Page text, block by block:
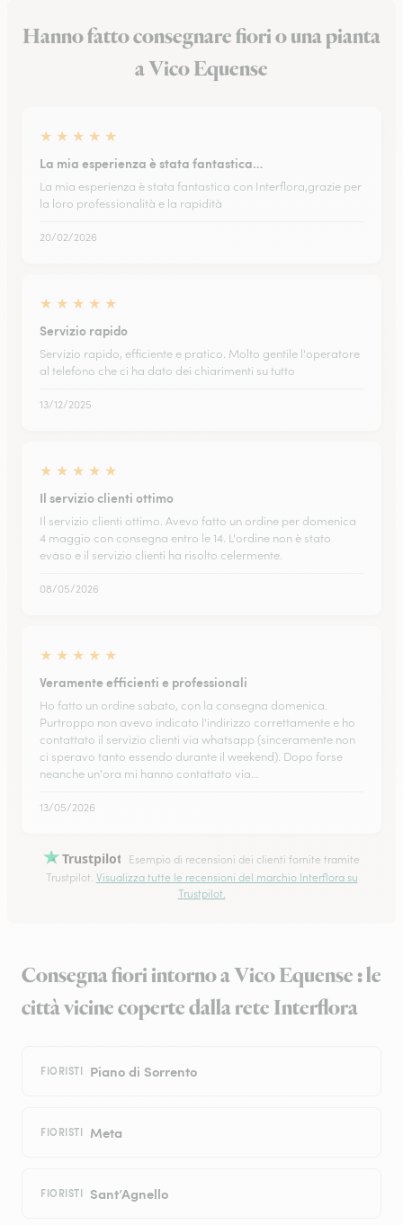
Hanno fatto consegnare fiori o una pianta
a Vico Equense
★ ★ ★ ★ ★
La mia esperienza è stata fantastica…
La mia esperienza è stata fantastica con Interflora,grazie per
la loro professionalità e la rapidità
20/02/2026
★ ★ ★ ★ ★
Servizio rapido
Servizio rapido, efficiente e pratico. Molto gentile l'operatore
al telefono che ci ha dato dei chiarimenti su tutto
13/12/2025
★ ★ ★ ★ ★
Il servizio clienti ottimo
Il servizio clienti ottimo. Avevo fatto un ordine per domenica
4 maggio con consegna entro le 14. L'ordine non è stato
evaso e il servizio clienti ha risolto celermente.
08/05/2026
★ ★ ★ ★ ★
Veramente efficienti e professionali
Ho fatto un ordine sabato, con la consegna domenica.
Purtroppo non avevo indicato l'indirizzo correttamente e ho
contattato il servizio clienti via whatsapp (sinceramente non
ci speravo tanto essendo durante il weekend). Dopo forse
neanche un'ora mi hanno contattato via…
13/05/2026
Trustpilot
Esempio di recensioni dei clienti fornite tramite
Trustpilot. Visualizza tutte le recensioni del marchio Interflora su
Trustpilot.
Consegna fiori intorno a Vico Equense : le
città vicine coperte dalla rete Interflora
FIORISTI Piano di Sorrento
FIORISTI Meta
FIORISTI Sant’Agnello